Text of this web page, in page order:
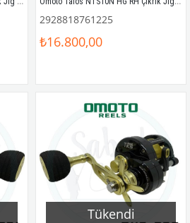
2928818761225
₺16.800,00
Tükendi